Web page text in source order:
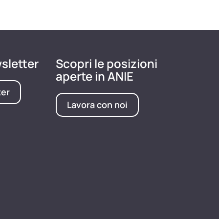
Scopri le posizioni
aperte in ANIE
Lavora con noi